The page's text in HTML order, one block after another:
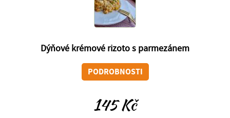
Dýňové krémové rizoto s parmezánem
PODROBNOSTI
145 Kč